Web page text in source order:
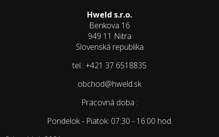
Hweld s.r.o.
Benkova 16
949 11 Nitra
Slovenská republika
tel.: +421 37 6518835
obchod@hweld.sk
Pracovná doba :
Pondelok - Piatok: 07:30 - 16:00 hod.